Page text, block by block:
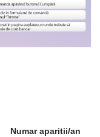
Numar aparitii/an